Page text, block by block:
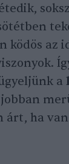
ködös az
a
árt, ha